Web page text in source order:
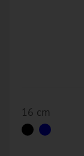
16 cm